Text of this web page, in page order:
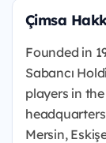
Çimsa
Founded in
Sabancı
players in
Mersin,